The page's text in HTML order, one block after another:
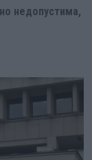
недопустима,